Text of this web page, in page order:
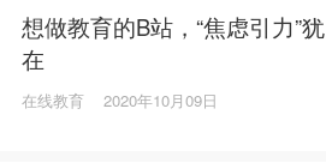
想做教育的B站，“焦虑引力”犹
在
在线教育 2020年10月09日